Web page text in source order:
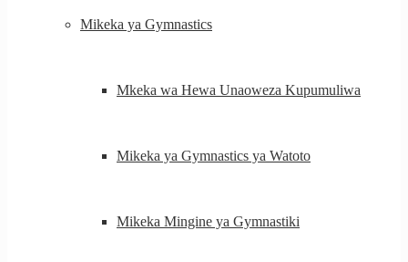
Mikeka ya Gymnastics
Mkeka wa Hewa Unaoweza Kupumuliwa
Mikeka ya Gymnastics ya Watoto
Mikeka Mingine ya Gymnastiki